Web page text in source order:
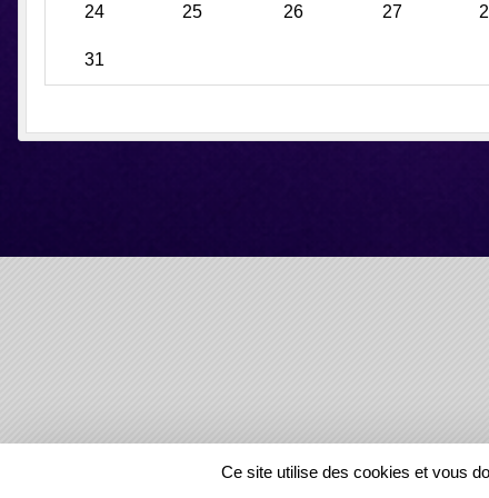
24 25 26 27
31
REGIONS
Ce site utilise des cookies et vous